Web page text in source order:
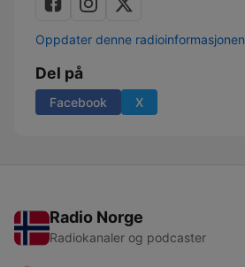
Oppdater denne radioinformasjonen
Del på
Facebook X
Radio Norge
Radiokanaler og podcaster